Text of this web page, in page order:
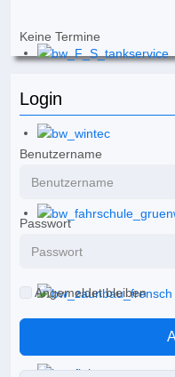
Keine Termine
Login
Benutzername
Passwort
Angemeldet bleiben